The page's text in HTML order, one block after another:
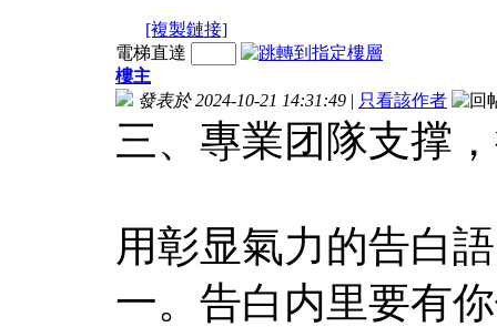
[複製鏈接]
電梯直達
樓主
發表於 2024-10-21 14:31:49 | 只看該作者
三、專業团隊支撑
用彰显氣力的告白
一。告白内里要有